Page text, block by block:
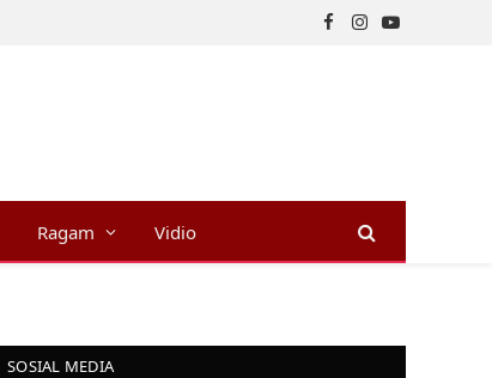
Facebook
Instagram
YouTube
Ragam Vidio
SOSIAL MEDIA